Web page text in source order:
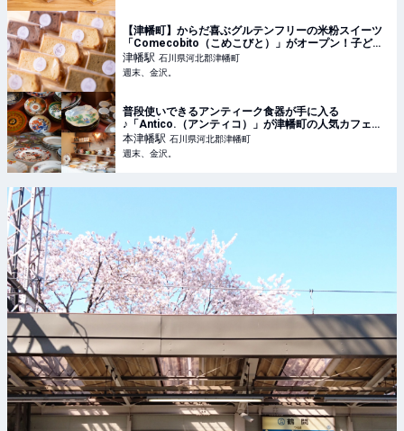
【津幡町】からだ喜ぶグルテンフリーの米粉スイーツ
「Comecobito（こめこびと）」がオープン！子ども
のおやつや手土産にも♪【NEW OPEN】 - 週末、金沢。
津幡駅 石川県河北郡津幡町
週末、金沢。
普段使いできるアンティーク食器が手に入る
♪「Antico.（アンティコ）」が津幡町の人気カフェ内
にオープン！【NEW OPEN】 - 週末、金沢。
本津幡駅 石川県河北郡津幡町
週末、金沢。